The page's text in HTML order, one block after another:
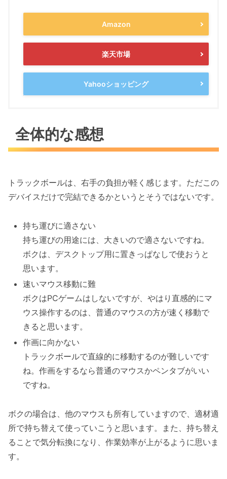
Amazon
楽天市場
Yahooショッピング
全体的な感想
トラックボールは、右手の負担が軽く感じます。ただこの
デバイスだけで完結できるかというとそうではないです。
持ち運びに適さない
持ち運びの用途には、大きいので適さないですね。
ボクは、デスクトップ用に置きっぱなしで使おうと
思います。
速いマウス移動に難
ボクはPCゲームはしないですが、やはり直感的にマ
ウス操作するのは、普通のマウスの方が速く移動で
きると思います。
作画に向かない
トラックボールで直線的に移動するのが難しいです
ね。作画をするなら普通のマウスかペンタブがいい
ですね。
ボクの場合は、他のマウスも所有していますので、適材適
所で持ち替えて使っていこうと思います。また、持ち替え
ることで気分転換になり、作業効率が上がるように思いま
す。